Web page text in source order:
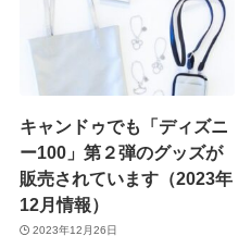
キャンドゥでも「ディズニ
ー100」第２弾のグッズが
販売されています（2023年
12月情報）
2023年12月26日